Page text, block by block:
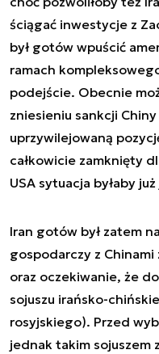
ściągać inwestycje z
był gotów wpuścić
ramach
podejście. Obecnie
zniesieniu sankcji
uprzywilejowaną
całkowicie zamknięty
USA sytuacja byłaby
Iran gotów był zatem
gospodarczy z
oraz oczekiwanie, że
sojuszu irańsko-
rosyjskiego). Przed
jednak takim sojuszem